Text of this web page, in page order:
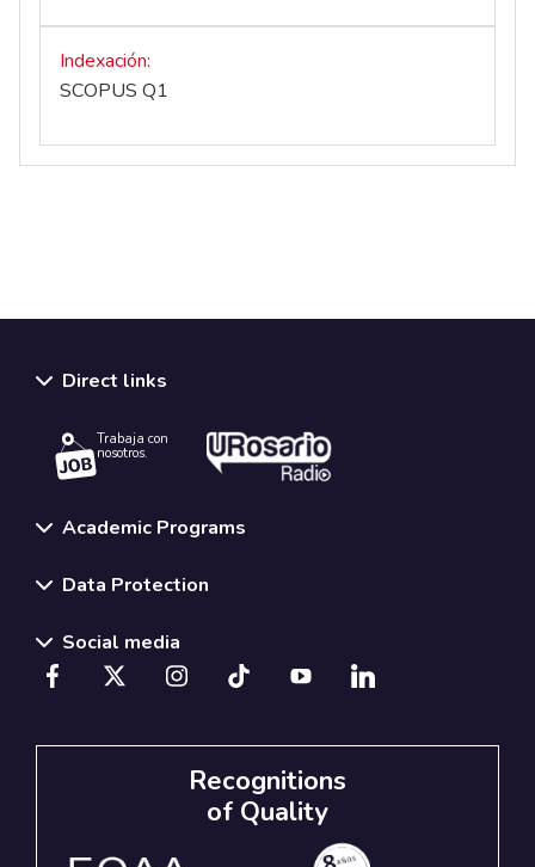
Indexación
SCOPUS Q1
Direct links
Trabaja con
nosotros.
Academic Programs
Data Protection
Social media
Recognitions
of Quality